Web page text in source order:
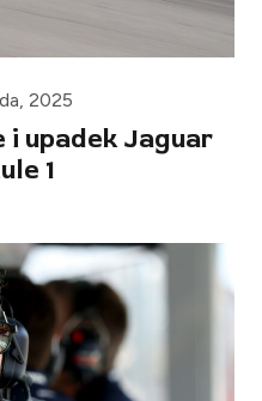
2025
i upadek Jaguar
1